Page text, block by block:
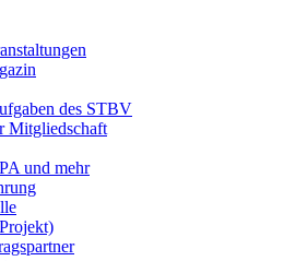
des STBV
Mitgliedschaft
und mehr